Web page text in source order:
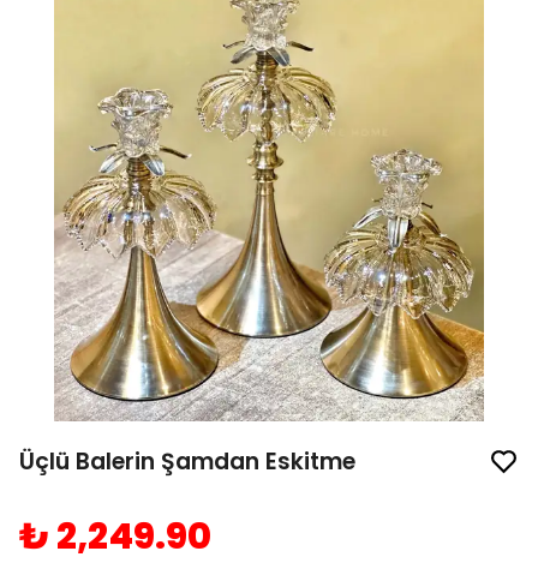
Üçlü Balerin Şamdan Eskitme
₺ 2,249.90